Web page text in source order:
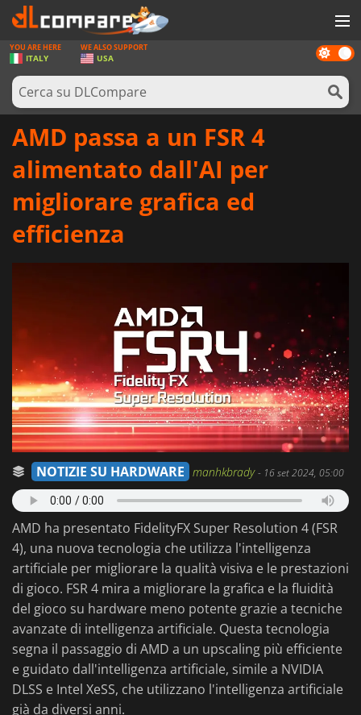
GIOCHI
PREPAGATE
SOFTWARE
NOTIZIE
Dark
mode
YOU ARE HERE
ITALY
WE ALSO SUPPORT
USA
AMD passa a un FSR 4
alimentato dall'AI per
migliorare grafica ed
efficienza
NOTIZIE SU HARDWARE manhkbrady- 16 set 2024, 05:00
AMD ha presentato FidelityFX Super Resolution 4 (FSR
4), una nuova tecnologia che utilizza l'intelligenza
artificiale per migliorare la qualità visiva e le prestazioni
di gioco. FSR 4 mira a migliorare la grafica e la fluidità
del gioco su hardware meno potente grazie a tecniche
avanzate di intelligenza artificiale. Questa tecnologia
segna il passaggio di AMD a un upscaling più efficiente
e guidato dall'intelligenza artificiale, simile a NVIDIA
DLSS e Intel XeSS, che utilizzano l'intelligenza artificiale
già da diversi anni.